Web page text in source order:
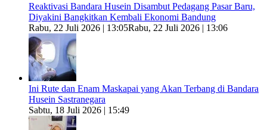
Reaktivasi Bandara Husein Disambut Pedagang Pasar Baru,
Diyakini Bangkitkan Kembali Ekonomi Bandung
Rabu, 22 Juli 2026 | 13:05Rabu, 22 Juli 2026 | 13:06
Ini Rute dan Enam Maskapai yang Akan Terbang di Bandara
Husein Sastranegara
Sabtu, 18 Juli 2026 | 15:49